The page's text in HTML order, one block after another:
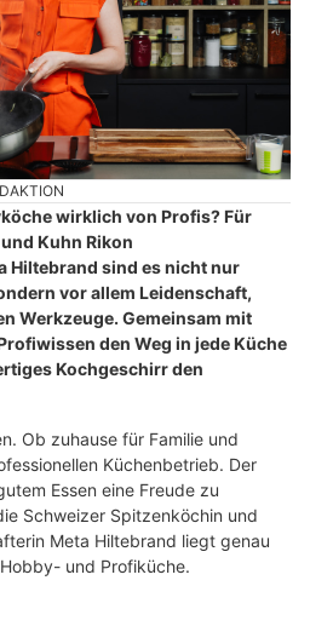
wirklich von Profis? Für
Kuhn Rikon
Hiltebrand sind es nicht nur
vor allem Leidenschaft,
Werkzeuge. Gemeinsam mit
den Weg in jede Küche
Kochgeschirr den
Ob zuhause für Familie und
Küchenbetrieb. Der
Essen eine Freude zu
Schweizer Spitzenköchin und
Meta Hiltebrand liegt genau
und Profiküche.